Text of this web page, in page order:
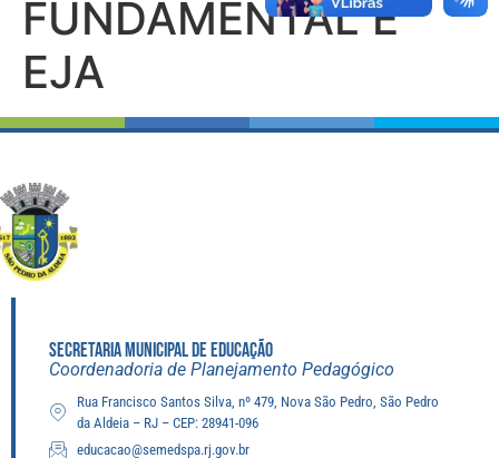
FUNDAMENTAL E
EJA
SECRETARIA MUNICIPAL DE EDUCAÇÃO
Coordenadoria de Planejamento Pedagógico
Rua Francisco Santos Silva, nº 479, Nova São Pedro, São Pedro
da Aldeia – RJ – CEP: 28941-096
educacao@semedspa.rj.gov.br